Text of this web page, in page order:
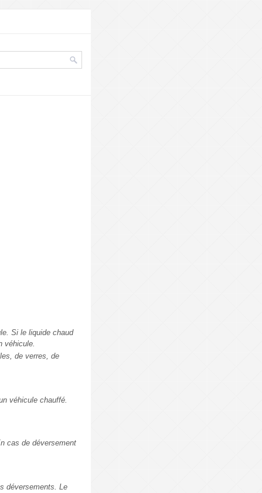
Si le liquide chaud
véhicule.
de verres, de
véhicule chauffé.
cas de déversement
déversements. Le